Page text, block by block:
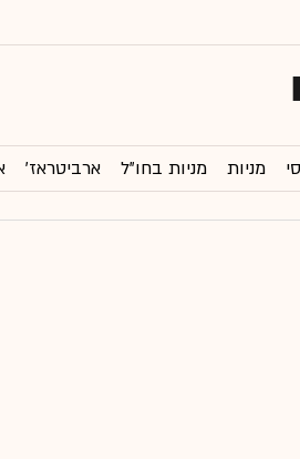
מניות מניות בחו"ל ארביטראז'